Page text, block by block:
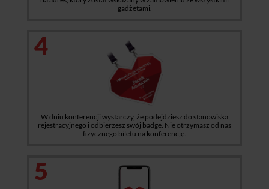
gadżetami.
4
W dniu konferencji wystarczy, że podejdziesz do stanowiska
rejestracyjnego i odbierzesz swój badge. Nie otrzymasz od nas
fizycznego biletu na konferencję.
5